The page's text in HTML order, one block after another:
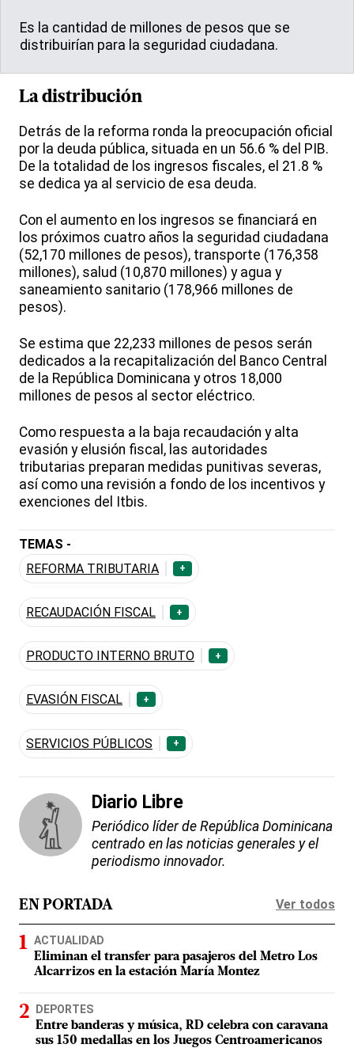
Es la cantidad de millones de pesos que se
distribuirían para la seguridad ciudadana.
La distribución
Detrás de la reforma ronda la preocupación oficial
por la deuda pública, situada en un 56.6 % del PIB.
De la totalidad de los ingresos fiscales, el 21.8 %
se dedica ya al servicio de esa deuda.
Con el aumento en los ingresos se financiará en
los próximos cuatro años la seguridad ciudadana
(52,170 millones de pesos), transporte (176,358
millones), salud (10,870 millones) y agua y
saneamiento sanitario (178,966 millones de
pesos).
Se estima que 22,233 millones de pesos serán
dedicados a la recapitalización del Banco Central
de la República Dominicana y otros 18,000
millones de pesos al sector eléctrico.
Como respuesta a la baja recaudación y alta
evasión y elusión fiscal, las autoridades
tributarias preparan medidas punitivas severas,
así como una revisión a fondo de los incentivos y
exenciones del Itbis.
TEMAS -
REFORMA TRIBUTARIA
+
RECAUDACIÓN FISCAL +
PRODUCTO INTERNO BRUTO +
EVASIÓN FISCAL +
SERVICIOS PÚBLICOS +
Diario Libre
Periódico líder de República Dominicana
centrado en las noticias generales y el
periodismo innovador.
EN PORTADA Ver todos
ACTUALIDAD
Eliminan el transfer para pasajeros del Metro Los
Alcarrizos en la estación María Montez
DEPORTES
Entre banderas y música, RD celebra con caravana
sus 150 medallas en los Juegos Centroamericanos